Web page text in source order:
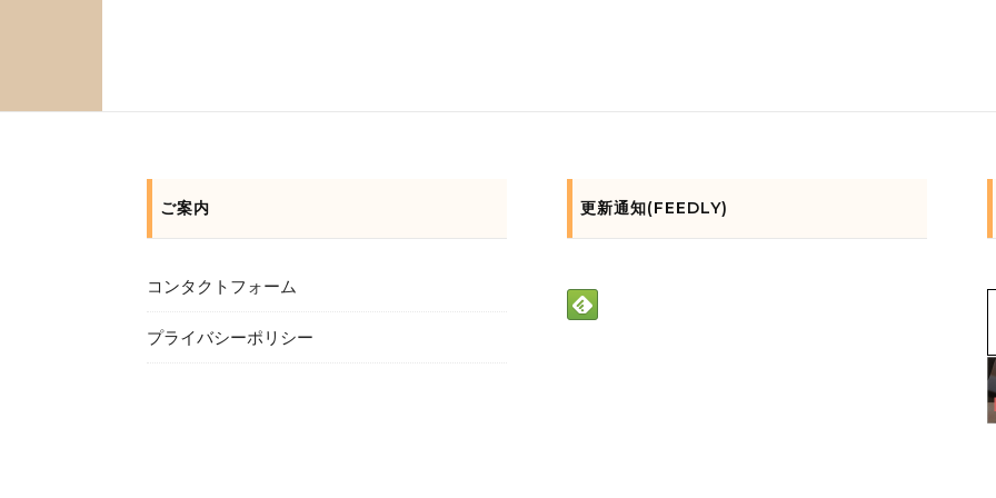
ご案内
コンタクトフォーム
プライバシーポリシー
更新通知(FEEDLY)